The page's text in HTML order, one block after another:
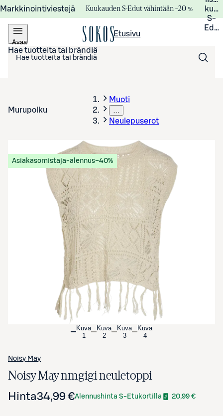
Markkinointiviestejä Kuukauden S-Edut vähintään –20 %
S-
Avaa
valikko
Etusivu
Hae tuotteita tai brändiä
Murupolku
Muoti
…
Neulepuserot
Avaa tuotekuva suurennettuna
Asiakasomistaja-alennus−40%
Kuva
1
Kuva
2
Kuva
3
Kuva
4
Noisy May
Noisy May nmgigi neuletoppi
Hinta34,99 €Alennushinta S-Etukortilla 20,99 €